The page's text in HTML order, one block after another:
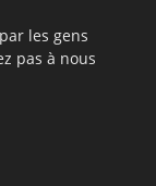
les gens
pas à nous